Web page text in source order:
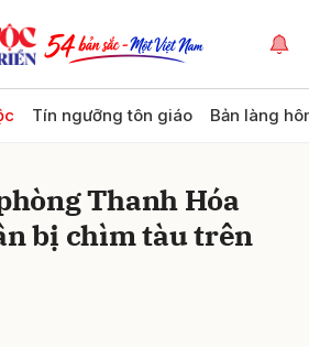
Tín ngưỡng tôn giáo Bản làng
Thanh Hóa
bị chìm tàu trên